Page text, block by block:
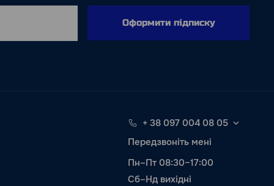
Оформити підписку
+ 38 097 004 08 05
Передзвоніть мені
Пн–Пт 08:30–17:00
Сб–Нд вихідні